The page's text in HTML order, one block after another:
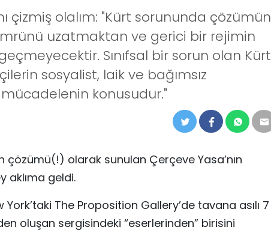
çizmiş olalım: "Kürt sorununda çözümün
uzatmaktan ve gerici bir rejimin
Sınıfsal bir sorun olan Kürt
sosyalist, laik ve bağımsız
konusudur."
çözümü(!) olarak sunulan Çerçeve Yasa’nın
aklıma geldi.
York’taki The Proposition Gallery’de tavana asılı 7
oluşan sergisindeki “eserlerinden” birisini